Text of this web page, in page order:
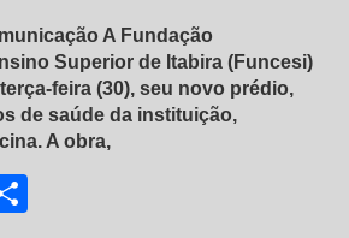
A Fundação
Superior de Itabira (Funcesi)
feira (30), seu novo prédio,
de saúde da instituição,
A obra,